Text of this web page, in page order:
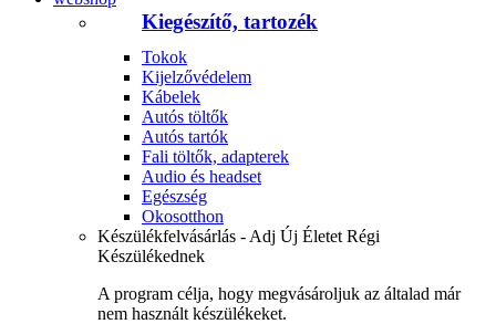
Kiegészítő, tartozék
Tokok
Kijelzővédelem
Kábelek
Autós töltők
Autós tartók
Fali töltők, adapterek
Audio és headset
Egészség
Okosotthon
Készülékfelvásárlás - Adj Új Életet Régi
Készülékednek
A program célja, hogy megvásároljuk az általad már
nem használt készülékeket.